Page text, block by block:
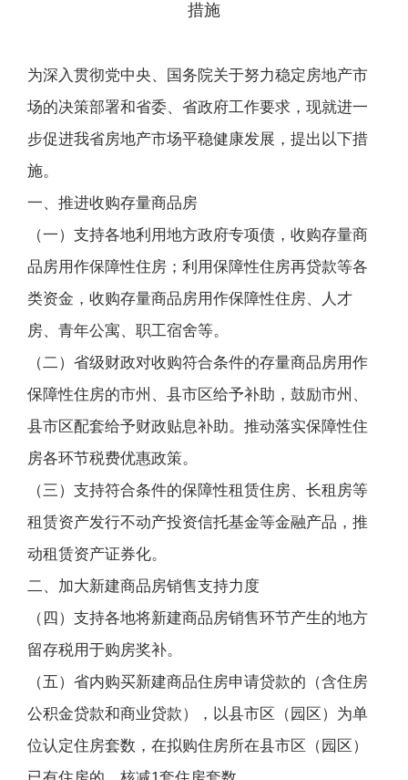
措施
为深入贯彻党中央、国务院关于努力稳定房地产市
场的决策部署和省委、省政府工作要求，现就进一
步促进我省房地产市场平稳健康发展，提出以下措
施。
一、推进收购存量商品房
（一）支持各地利用地方政府专项债，收购存量商
品房用作保障性住房；利用保障性住房再贷款等各
类资金，收购存量商品房用作保障性住房、人才
房、青年公寓、职工宿舍等。
（二）省级财政对收购符合条件的存量商品房用作
保障性住房的市州、县市区给予补助，鼓励市州、
县市区配套给予财政贴息补助。推动落实保障性住
房各环节税费优惠政策。
（三）支持符合条件的保障性租赁住房、长租房等
租赁资产发行不动产投资信托基金等金融产品，推
动租赁资产证券化。
二、加大新建商品房销售支持力度
（四）支持各地将新建商品房销售环节产生的地方
留存税用于购房奖补。
（五）省内购买新建商品住房申请贷款的（含住房
公积金贷款和商业贷款），以县市区（园区）为单
位认定住房套数，在拟购住房所在县市区（园区）